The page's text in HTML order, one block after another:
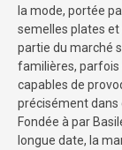
la mode, portée
semelles plates et
partie du marché
familières, parfois
capables de
précisément dans
Fondée à par
longue date, la